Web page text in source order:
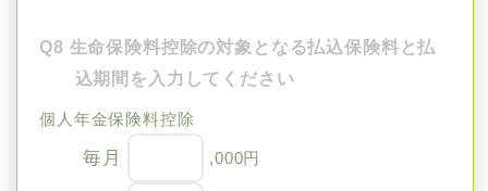
Q8 生命保険料控除の対象となる払込保険料と払
込期間を入力してください
個人年金保険料控除
毎月 ,000円